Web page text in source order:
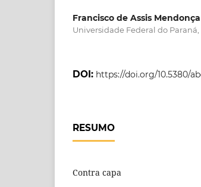
Francisco de Assis Mendonça
Universidade Federal do Paraná,
DOI: https://doi.org/10.5380/
RESUMO
Contra capa